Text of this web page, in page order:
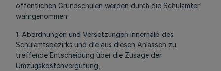
öffentlichen Grundschulen werden durch die Schulämter
wahrgenommen:
1. Abordnungen und Versetzungen innerhalb des
Schulamtsbezirks und die aus diesen Anlässen zu
treffende Entscheidung über die Zusage der
Umzugskostenvergütung,